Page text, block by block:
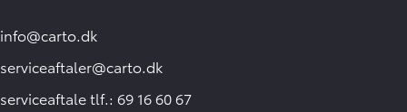
info@carto.dk
serviceaftaler@carto.dk
serviceaftale tlf.: 69 16 60 67